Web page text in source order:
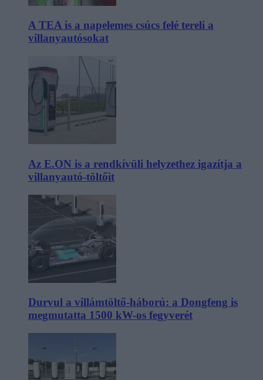
A TEA is a napelemes csúcs felé tereli a
villanyautósokat
Az E.ON is a rendkívüli helyzethez igazítja a
villanyautó-töltőit
Durvul a villámtöltő-háború: a Dongfeng is
megmutatta 1500 kW-os fegyverét